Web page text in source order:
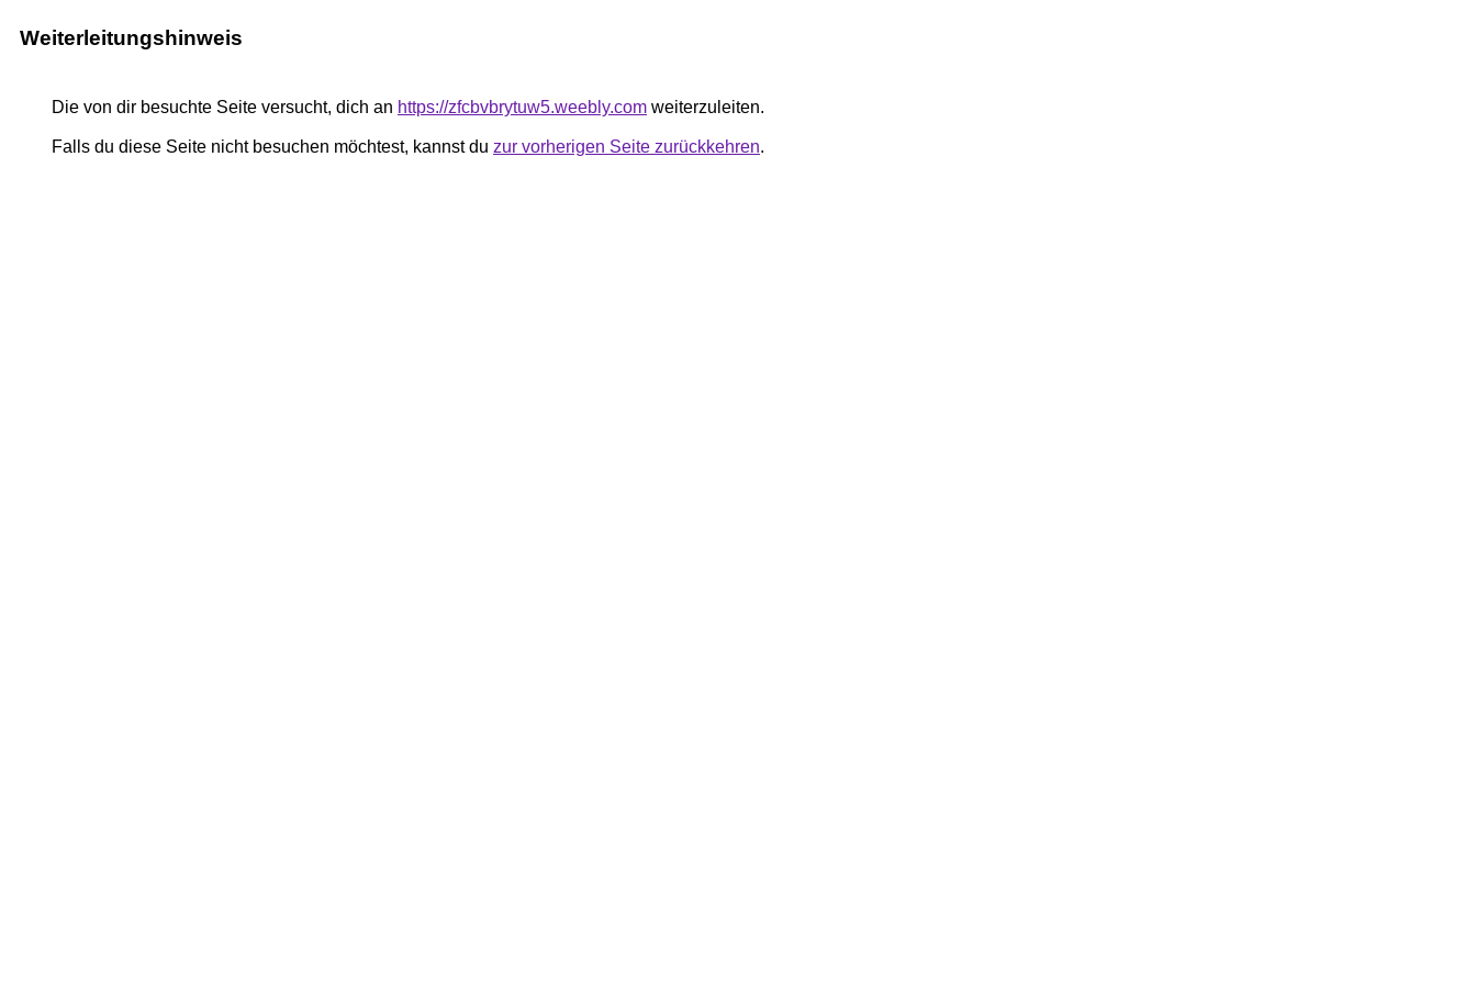
Weiterleitungshinweis
Die von dir besuchte Seite versucht, dich an https://zfcbvbrytuw5.weebly.com weiterzuleiten.
Falls du diese Seite nicht besuchen möchtest, kannst du zur vorherigen Seite zurückkehren.